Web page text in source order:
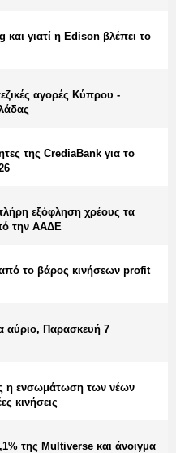
γιατί η Edison βλέπει το
αγορές Κύπρου -
της CrediaBank για το
εξόφληση χρέους τα
την ΑΑΔΕ
το βάρος κινήσεων profit
αύριο, Παρασκευή 7
η ενσωμάτωση των νέων
κινήσεις
της Multiverse και άνοιγμα